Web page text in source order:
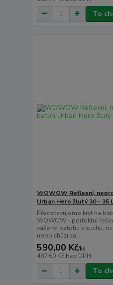
To
WOWOW Reflexní,
Urban Hero žlutý 30 - 35
Představujeme kryt na
WOWOW - perfektní
vašeho batohu v suchu,
nebo chůzi za ...
590,00 Kč/ks
487,60 Kč bez DPH
To